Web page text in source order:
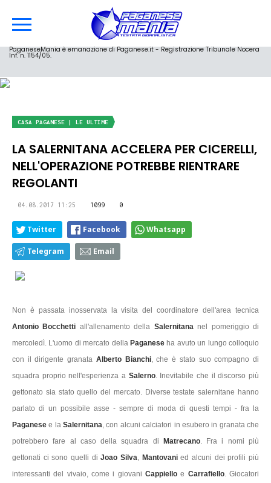
PaganeseMania è emanazione di Paganese.it - Registrazione Tribunale Nocera
Inf. n. 1154/05.
CASA PAGANESE | LE ULTIME
LA SALERNITANA ACCELERA PER CICERELLI,
NELL'OPERAZIONE POTREBBE RIENTRARE
REGOLANTI
04.08.2017 11:25 1099 0
Twitter Facebook Whatsapp
Telegram Email
Non è passata inosservata la visita del coordinatore dell'area tecnica
Antonio Bocchetti all'allenamento della Salernitananel pomeriggio di
mercoledì. L'uomo di mercato della Paganese ha avuto un lungo colloquio
con il dirigente granata Alberto Bianchi, che è stato suo compagno di
squadra proprio nell'esperienza a Salerno. Inevitabile che il discorso più
gettonato sia stato quello del mercato. Diverse testate salernitane hanno
parlato di un possibile asse - sempre di moda di questi tempi - fra la
Paganesee laSalernitana, con alcuni calciatori in esubero in granata che
potrebbero fare al caso della squadra di
Matrecano. Fra i nomi più
gettonati ci sono quelli di Joao Silva, Mantovanied alcuni dei profili più
interessanti del vivaio, come i giovani Cappielloe Carrafiello. Giocatori